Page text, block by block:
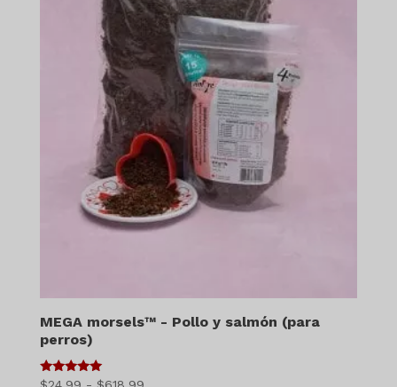
MEGA morsels™ - Pollo y salmón (para
perros)
5 Gama